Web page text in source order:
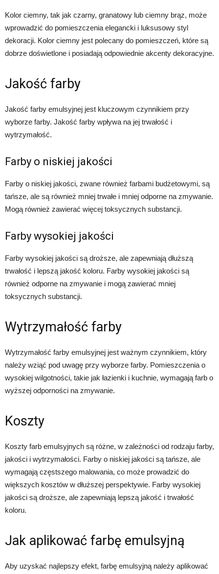
Kolor ciemny, tak jak czarny, granatowy lub ciemny brąz, może
wprowadzić do pomieszczenia elegancki i luksusowy styl
dekoracji. Kolor ciemny jest polecany do pomieszczeń, które są
dobrze doświetlone i posiadają odpowiednie akcenty dekoracyjne.
Jakość farby
Jakość farby emulsyjnej jest kluczowym czynnikiem przy
wyborze farby. Jakość farby wpływa na jej trwałość i
wytrzymałość.
Farby o niskiej jakości
Farby o niskiej jakości, zwane również farbami budżetowymi, są
tańsze, ale są również mniej trwałe i mniej odporne na zmywanie.
Mogą również zawierać więcej toksycznych substancji.
Farby wysokiej jakości
Farby wysokiej jakości są droższe, ale zapewniają dłuższą
trwałość i lepszą jakość koloru. Farby wysokiej jakości są
również odporne na zmywanie i mogą zawierać mniej
toksycznych substancji.
Wytrzymałość farby
Wytrzymałość farby emulsyjnej jest ważnym czynnikiem, który
należy wziąć pod uwagę przy wyborze farby. Pomieszczenia o
wysokiej wilgotności, takie jak łazienki i kuchnie, wymagają farb o
wyższej odporności na zmywanie.
Koszty
Koszty farb emulsyjnych są różne, w zależności od rodzaju farby,
jakości i wytrzymałości. Farby o niskiej jakości są tańsze, ale
wymagają częstszego malowania, co może prowadzić do
większych kosztów w dłuższej perspektywie. Farby wysokiej
jakości są droższe, ale zapewniają lepszą jakość i trwałość
koloru.
Jak aplikować farbę emulsyjną
Aby uzyskać najlepszy efekt, farbę emulsyjną należy aplikować